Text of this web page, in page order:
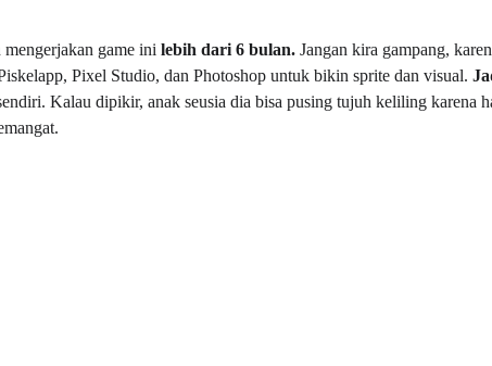
mengerjakan game ini lebih dari 6 bulan. Jangan kira gampang,
Pixel Studio, dan Photoshop untuk bikin sprite dan visual.
Kalau dipikir, anak seusia dia bisa pusing tujuh keliling karena